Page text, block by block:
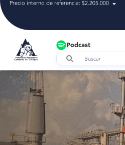
Precio interno de referencia: $2.205.000
Podcast